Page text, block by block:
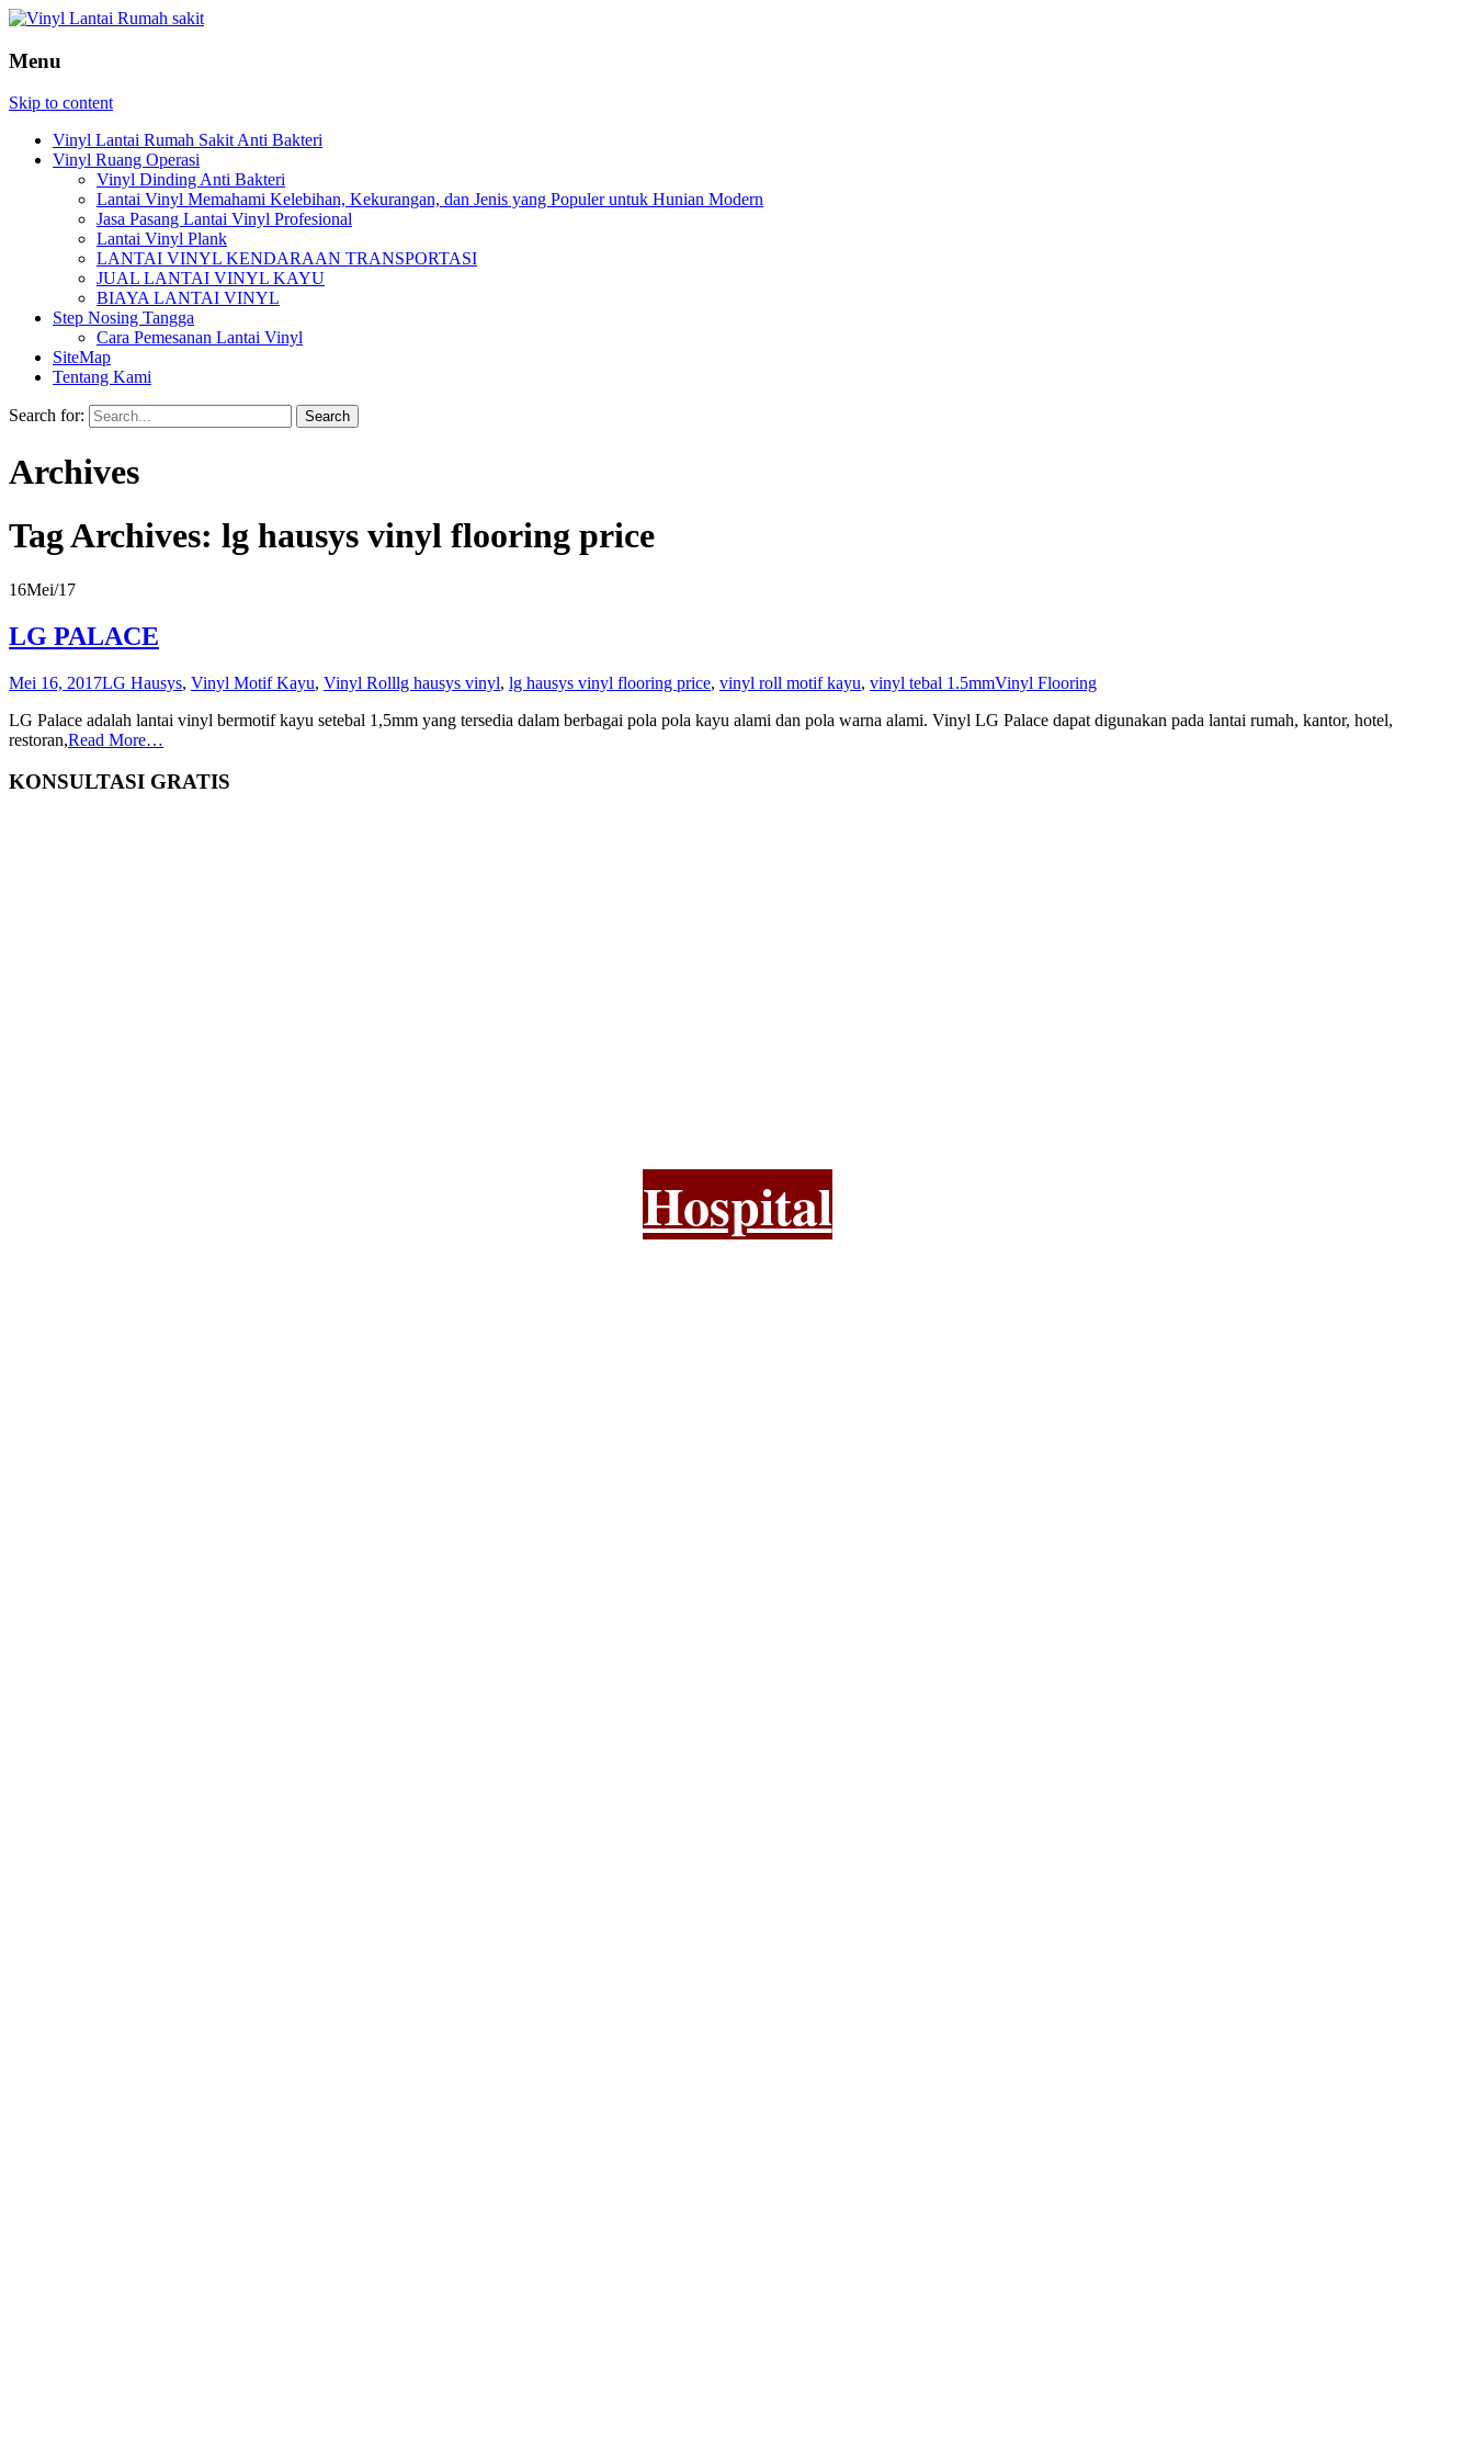
Menu
Skip to content
Vinyl Lantai Rumah Sakit Anti Bakteri
Vinyl Ruang Operasi
Vinyl Dinding Anti Bakteri
Lantai Vinyl Memahami Kelebihan, Kekurangan, dan Jenis yang Populer untuk Hunian Modern
Jasa Pasang Lantai Vinyl Profesional
Lantai Vinyl Plank
LANTAI VINYL KENDARAAN TRANSPORTASI
JUAL LANTAI VINYL KAYU
BIAYA LANTAI VINYL
Step Nosing Tangga
Cara Pemesanan Lantai Vinyl
SiteMap
Tentang Kami
Search for:
Archives
Tag Archives: lg hausys vinyl flooring price
16Mei/17
LG PALACE
Mei 16, 2017LG Hausys, Vinyl Motif Kayu, Vinyl Rolllg hausys vinyl, lg hausys vinyl flooring price, vinyl roll motif kayu, vinyl tebal 1.5mmVinyl Flooring
LG Palace adalah lantai vinyl bermotif kayu setebal 1,5mm yang tersedia dalam berbagai pola pola kayu alami dan pola warna alami. Vinyl LG Palace dapat digunakan pada lantai rumah, kantor, hotel,
restoran,Read More…
KONSULTASI GRATIS
Hospital